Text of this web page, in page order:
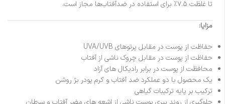
تا غلظت ۷.۵٪ برای استفاده در ضدآفتاب‌ها مجاز است.
مزایا:
حفاظت از پوست در مقابل پرتوهای UVA/UVB
حفاظت از پوست در مقابل چروک ناشی از آفتاب
محافظت از پوست در برابر رادیکال های آزاد
یک محصول با دو عملکرد ضد آفتاب و کرم پودر بژ روشن
ترکیب بر پایه ترکیبات گیاهی